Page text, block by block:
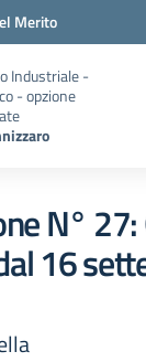
Merito
Industriale -
- opzione
N°
16